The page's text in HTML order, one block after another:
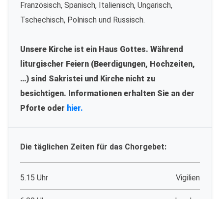
Französisch, Spanisch, Italienisch, Ungarisch,
Tschechisch, Polnisch und Russisch.
Unsere Kirche ist ein Haus Gottes. Während
liturgischer Feiern (Beerdigungen, Hochzeiten,
…) sind Sakristei und Kirche nicht zu
besichtigen. Informationen erhalten Sie an der
Pforte oder hier.
Die täglichen Zeiten für das Chorgebet:
5.15 Uhr Vigilien